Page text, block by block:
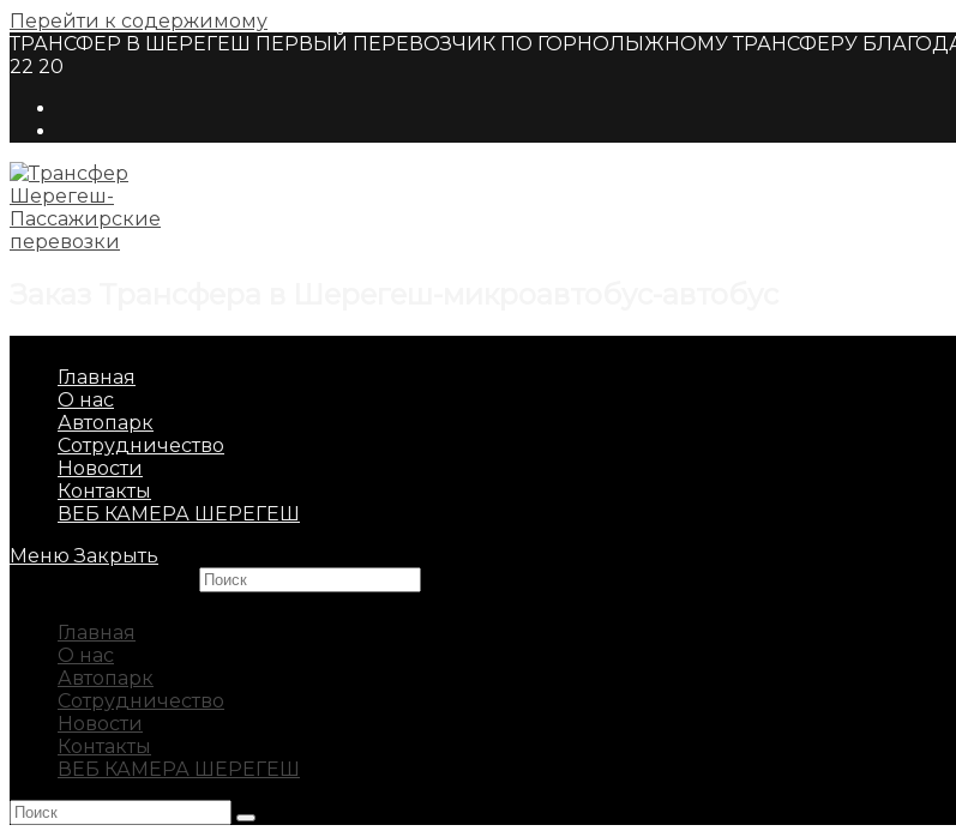
Перейти к содержимому
ТРАНСФЕР В ШЕРЕГЕШ ПЕРВЫЙ ПЕРЕВОЗЧИК ПО ГОРНОЛЫЖНОМУ ТРАНСФЕРУ
22 20
Главная
О нас
Автопарк
Сотрудничество
Новости
Контакты
ВЕБ КАМЕРА ШЕРЕГЕШ
Меню Закрыть
Главная
О нас
Автопарк
Сотрудничество
Новости
Контакты
ВЕБ КАМЕРА ШЕРЕГЕШ